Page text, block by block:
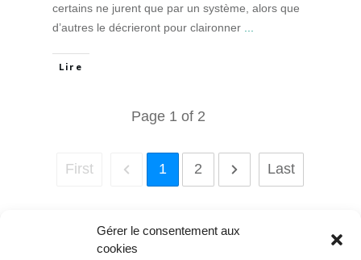
Gérer le consentement aux
cookies
certains ne jurent que par un système, alors que
d’autres le décrieront pour claironner
Lire
Page 1 of 2
First 1 2 Last